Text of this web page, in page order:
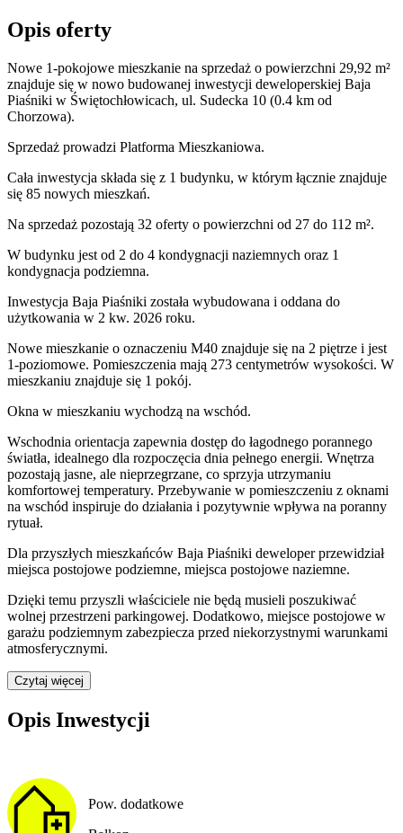
Opis oferty
Nowe 1-pokojowe mieszkanie na sprzedaż o powierzchni 29,92 m²
znajduje się w nowo budowanej inwestycji deweloperskiej Baja
Piaśniki w Świętochłowicach, ul. Sudecka 10 (0.4 km od
Chorzowa).
Sprzedaż prowadzi Platforma Mieszkaniowa.
Cała inwestycja składa się z 1 budynku, w którym łącznie znajduje
się 85 nowych mieszkań.
Na sprzedaż pozostają 32 oferty o powierzchni od 27 do 112 m².
W budynku jest od 2 do 4 kondygnacji naziemnych oraz 1
kondygnacja podziemna.
Inwestycja Baja Piaśniki została wybudowana i oddana do
użytkowania w 2 kw. 2026 roku.
Nowe mieszkanie o oznaczeniu M40 znajduje się na 2 piętrze i jest
1-poziomowe. Pomieszczenia mają 273 centymetrów wysokości. W
mieszkaniu znajduje się 1 pokój.
Okna w mieszkaniu wychodzą na wschód.
Wschodnia orientacja zapewnia dostęp do łagodnego porannego
światła, idealnego dla rozpoczęcia dnia pełnego energii. Wnętrza
pozostają jasne, ale nieprzegrzane, co sprzyja utrzymaniu
komfortowej temperatury. Przebywanie w pomieszczeniu z oknami
na wschód inspiruje do działania i pozytywnie wpływa na poranny
rytuał.
Dla przyszłych mieszkańców Baja Piaśniki deweloper przewidział
miejsca postojowe podziemne, miejsca postojowe naziemne.
Dzięki temu przyszli właściciele nie będą musieli poszukiwać
wolnej przestrzeni parkingowej. Dodatkowo, miejsce postojowe w
garażu podziemnym zabezpiecza przed niekorzystnymi warunkami
atmosferycznymi.
Czytaj więcej
Opis Inwestycji
Pow. dodatkowe